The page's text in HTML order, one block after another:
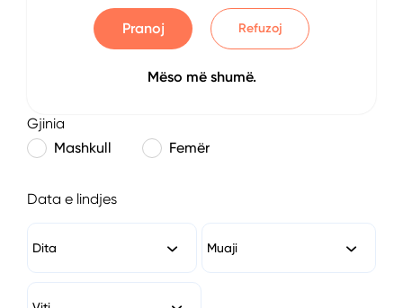
Numri i Telefonit
Gjinia
Mashkull
Femër
Data e lindjes
Dita Muaji
Pranoj Refuzoj
Mëso më shumë.